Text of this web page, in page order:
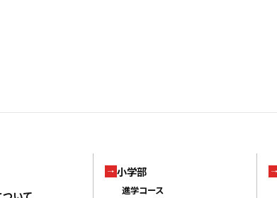
小学部
進学コース